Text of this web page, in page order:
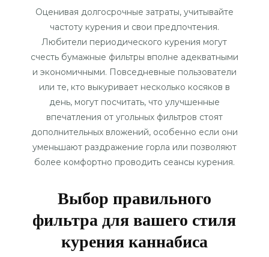
Оценивая долгосрочные затраты, учитывайте
частоту курения и свои предпочтения.
Любители периодического курения могут
счесть бумажные фильтры вполне адекватными
и экономичными. Повседневные пользователи
или те, кто выкуривает несколько косяков в
день, могут посчитать, что улучшенные
впечатления от угольных фильтров стоят
дополнительных вложений, особенно если они
уменьшают раздражение горла или позволяют
более комфортно проводить сеансы курения.
Выбор правильного
фильтра для вашего стиля
курения каннабиса